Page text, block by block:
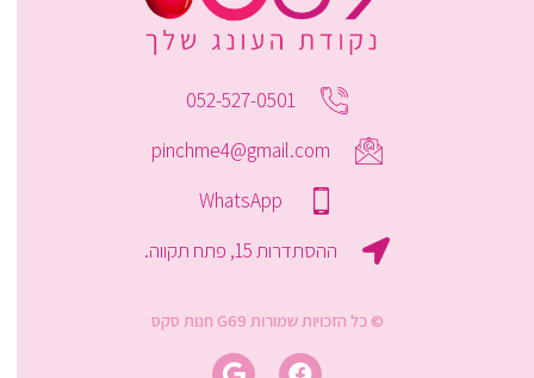
052-527-0501
pinchme4@gmail.com
WhatsApp
ההסתדרות 15, פתח תקווה.
© כל הזכויות שמורות G69 חנות סקס